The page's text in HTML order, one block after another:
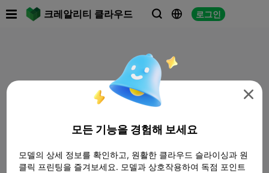
크레알리티 클라우드   로그인

모든 기능을 경험해 보세요
모델의 상세 정보를 확인하고, 원활한 클라우드 슬라이싱과 원
클릭 프린팅을 즐겨보세요. 모델과 상호작용하여 독점 포인트